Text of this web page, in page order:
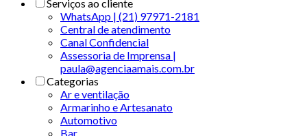
Serviços ao cliente
WhatsApp | (21) 97971-2181
Central de atendimento
Canal Confidencial
Assessoria de Imprensa |
paula@agenciaamais.com.br
Categorias
Ar e ventilação
Armarinho e Artesanato
Automotivo
Bar